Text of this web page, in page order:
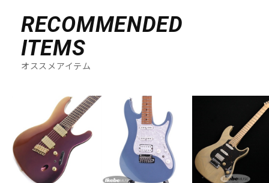
RECOMMENDED
ITEMS
オススメアイテム